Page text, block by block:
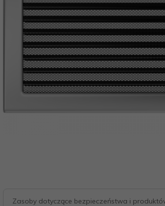
Zasoby dotyczące bezpieczeństwa i